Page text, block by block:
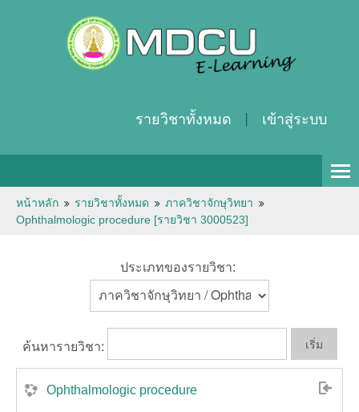
รายวิชาทั้งหมด เข้าสู่ระบบ
Thai ‎(th)‎
หน้าหลัก รายวิชาทั้งหมด
ภาควิชาจักษุวิทยา
Ophthalmologic procedure [รายวิชา 3000523]
ประเภทของรายวิชา:
ค้นหารายวิชา:
Ophthalmologic procedure